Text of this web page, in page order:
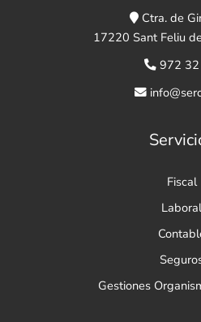
Ctra. de
17220 Sant Feliu
972
Fiscal
Laboral
Gestiones